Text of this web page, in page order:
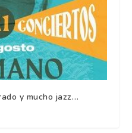
y mucho jazz…